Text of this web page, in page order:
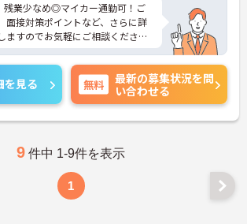
残業少なめ◎マイカー通勤可！ご
面接対策ポイントなど、さらに詳
ますのでお気軽にご相談くださ
を見る 無料
最新の募集状況を問
い合わせる
9 件中 1-9件を表示
1